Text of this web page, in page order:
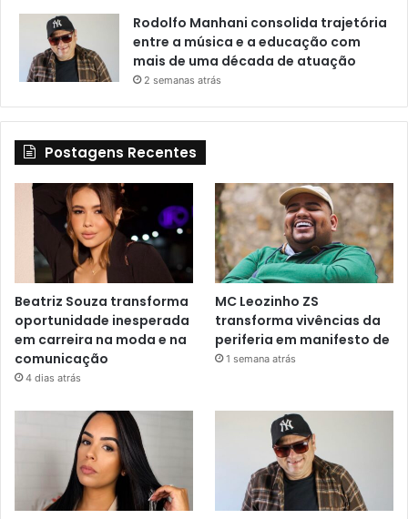
Rodolfo Manhani consolida trajetória
entre a música e a educação com
mais de uma década de atuação
2 semanas atrás
Postagens Recentes
Beatriz Souza transforma
oportunidade inesperada
em carreira na moda e na
comunicação
4 dias atrás
MC Leozinho ZS
transforma vivências da
periferia em manifesto de
1 semana atrás